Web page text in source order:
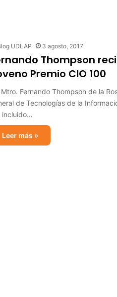
UDLAP 3 agosto, 2017
Thompson
Premio CIO 100
Mtro. Fernando Thompson de la
de Tecnologías de la
incluido…
Leer más »